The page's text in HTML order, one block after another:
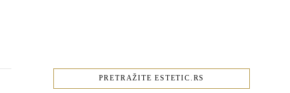
PRETRAŽITE ESTETIC.RS